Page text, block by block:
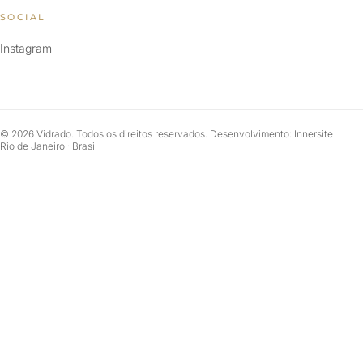
SOCIAL
Instagram
© 2026 Vidrado. Todos os direitos reservados. Desenvolvimento: Innersite
Rio de Janeiro · Brasil